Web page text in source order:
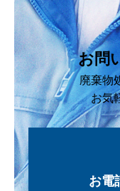
お問
廃棄物
お気
お電